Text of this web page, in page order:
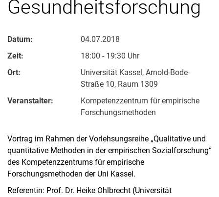
Gesundheitsforschung
Datum:
04.07.2018
Zeit:
18:00 - 19:30 Uhr
Ort:
Universität Kassel, Arnold-Bode-
Straße 10, Raum 1309
Veranstalter:
Kompetenzzentrum für empirische
Forschungsmethoden
Vortrag im Rahmen der Vorlehsungsreihe „Qualitative und
quantitative Methoden in der empirischen Sozialforschung“
des Kompetenzzentrums für empirische
Forschungsmethoden der Uni Kassel.
Referentin: Prof. Dr. Heike Ohlbrecht (Universität